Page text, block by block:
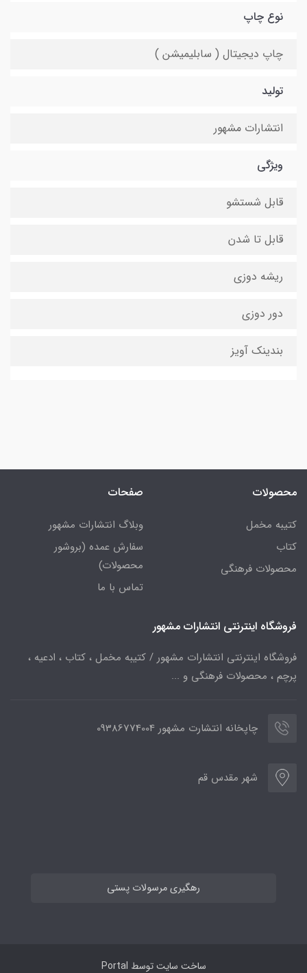
نوع چاپ
چاپ دیجیتال ( سابلیمیشن )
تولید
انتشارات مشهور
ویژگی
قابل شستشو
قابل تا شدن
ریشه دوزی
دور دوزی
بندینک آویز
محصولات
کتیبه مخمل
کتاب
محصولات فرهنگی
صفحات
وبلاگ انتشارات مشهور
سفارش عمده (بروشور
محصولات)
تماس با ما
فروشگاه اینترنتی انتشارات مشهور
فروشگاه اینترنتی انتشارات مشهور / کتیبه مخمل ، کتاب ، ادعیه ،
پرچم ، محصولات فرهنگی و ...
چاپخانه انتشارت مشهور 09386774004
شهر مقدس قم
رهگیری مرسولات پستی
ساخت سایت توسط Portal